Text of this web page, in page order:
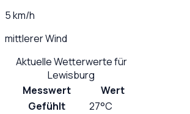
5 km/h
mittlerer Wind
Aktuelle Wetterwerte für
Lewisburg
Messwert
Wert
Gefühlt
27°C